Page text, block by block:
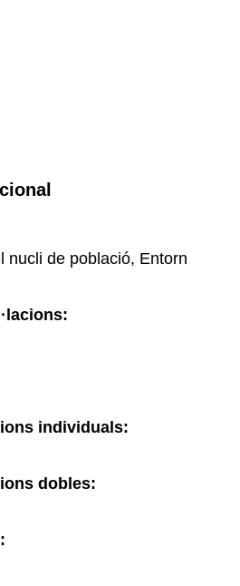
nucli de població, Entorn
individuals:
dobles: